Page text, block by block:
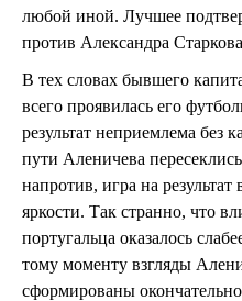
любой иной. Лучшее
против Александра
В тех словах бывшего
всего проявилась его
результат неприемлема без
пути Аленичева
напротив, игра на результат
яркости. Так странно, что
португальца оказалось
тому моменту взгляды
сформированы